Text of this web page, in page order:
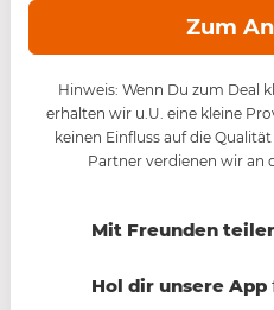
Zum
Hinweis: Wenn Du zum Deal
erhalten wir u.U. eine kleine
keinen Einfluss auf die
Partner verdienen wir an
Mit Freunden
Hol dir unsere App